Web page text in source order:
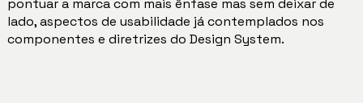
pontuar a marca com mais ênfase mas sem deixar de
lado, aspectos de usabilidade já contemplados nos
componentes e diretrizes do Design System.